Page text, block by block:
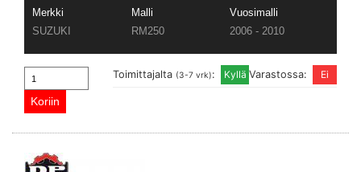
Merkki Malli
Vuosimalli
SUZUKI
RM250 2006 - 2010
Varastossa:
Toimittajalta (3-7 vrk):